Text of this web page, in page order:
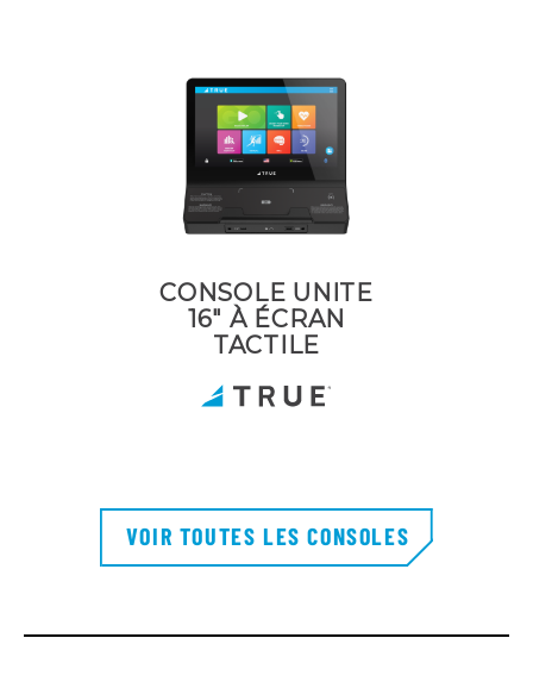
CONSOLE UNITE
16" À ÉCRAN
TACTILE
VOIR TOUTES LES CONSOLES